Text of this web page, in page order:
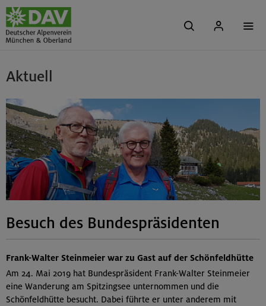
Aktuell
Besuch des Bundespräsidenten
Frank-Walter Steinmeier war zu Gast auf der Schönfeldhütte
Am 24. Mai 2019 hat Bundespräsident Frank-Walter Steinmeier
eine Wanderung am Spitzingsee unternommen und die
Schönfeldhütte besucht. Dabei führte er unter anderem mit